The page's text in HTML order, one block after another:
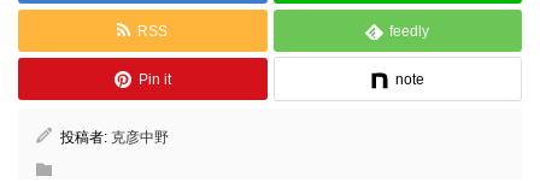
RSS feedly
Pin it note
投稿者: 克彦中野